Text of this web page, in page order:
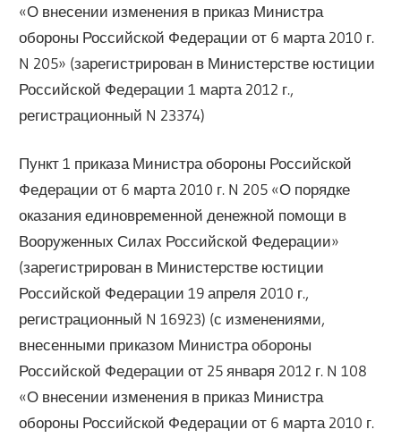
«О внесении изменения в приказ Министра
обороны Российской Федерации от 6 марта 2010 г.
N 205» (зарегистрирован в Министерстве юстиции
Российской Федерации 1 марта 2012 г.,
регистрационный N 23374)
Пункт 1 приказа Министра обороны Российской
Федерации от 6 марта 2010 г. N 205 «О порядке
оказания единовременной денежной помощи в
Вооруженных Силах Российской Федерации»
(зарегистрирован в Министерстве юстиции
Российской Федерации 19 апреля 2010 г.,
регистрационный N 16923) (с изменениями,
внесенными приказом Министра обороны
Российской Федерации от 25 января 2012 г. N 108
«О внесении изменения в приказ Министра
обороны Российской Федерации от 6 марта 2010 г.